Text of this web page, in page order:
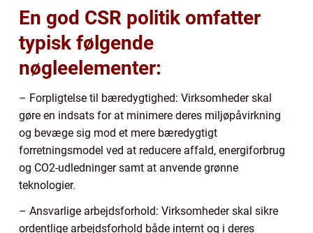
En god CSR politik omfatter
typisk følgende
nøgleelementer:
– Forpligtelse til bæredygtighed: Virksomheder skal
gøre en indsats for at minimere deres miljøpåvirkning
og bevæge sig mod et mere bæredygtigt
forretningsmodel ved at reducere affald, energiforbrug
og CO2-udledninger samt at anvende grønne
teknologier.
– Ansvarlige arbejdsforhold: Virksomheder skal sikre
ordentlige arbejdsforhold både internt og i deres